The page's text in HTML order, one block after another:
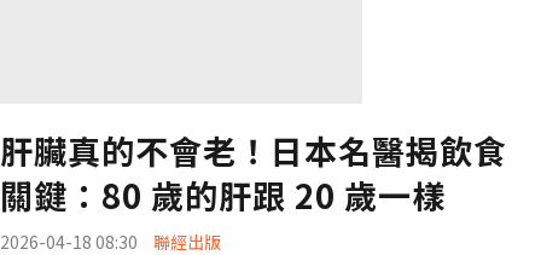
肝臟真的不會老！日本名醫揭飲食
關鍵：80 歲的肝跟 20 歲一樣
2026-04-18 08:30 聯經出版